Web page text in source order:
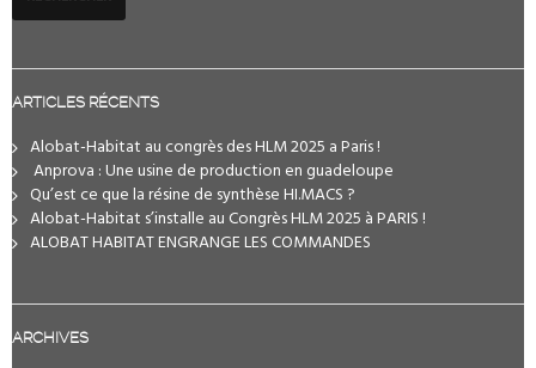
ARTICLES RÉCENTS
Alobat-Habitat au congrès des HLM 2025 a Paris !
️ Anprova : Une usine de production en guadeloupe
Qu’est ce que la résine de synthèse HI.MACS ?
Alobat-Habitat s’installe au Congrès HLM 2025 à PARIS !
ALOBAT HABITAT ENGRANGE LES COMMANDES
ARCHIVES